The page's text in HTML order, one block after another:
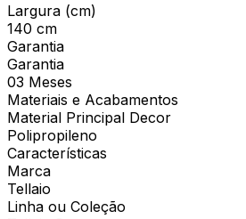
Largura (cm)
140 cm
Garantia
Garantia
03 Meses
Materiais e Acabamentos
Material Principal Decor
Polipropileno
Características
Marca
Tellaio
Linha ou Coleção